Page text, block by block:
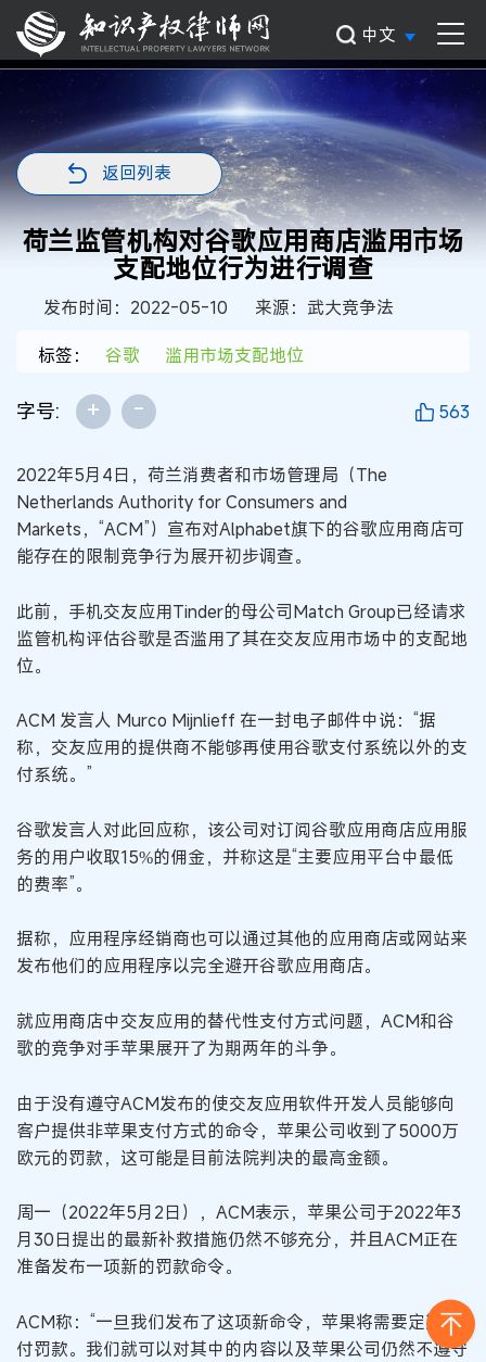
中文
返回列表
荷兰监管机构对谷歌应用商店滥用市场
支配地位行为进行调查
发布时间：2022-05-10
来源：武大竞争法
标签：
谷歌 滥用市场支配地位
字号: + - 563
2022年5月4日，荷兰消费者和市场管理局（The
Netherlands Authority for Consumers and
Markets，“ACM”）宣布对Alphabet旗下的谷歌应用商店可
能存在的限制竞争行为展开初步调查。
此前，手机交友应用Tinder的母公司Match Group已经请求
监管机构评估谷歌是否滥用了其在交友应用市场中的支配地
位。
ACM 发言人 Murco Mijnlieff 在一封电子邮件中说：“据
称，交友应用的提供商不能够再使用谷歌支付系统以外的支
付系统。”
谷歌发言人对此回应称，该公司对订阅谷歌应用商店应用服
务的用户收取15%的佣金，并称这是“主要应用平台中最低
的费率”。
据称，应用程序经销商也可以通过其他的应用商店或网站来
发布他们的应用程序以完全避开谷歌应用商店。
就应用商店中交友应用的替代性支付方式问题，ACM和谷
歌的竞争对手苹果展开了为期两年的斗争。
由于没有遵守ACM发布的使交友应用软件开发人员能够向
客户提供非苹果支付方式的命令，苹果公司收到了5000万
欧元的罚款，这可能是目前法院判决的最高金额。
周一（2022年5月2日），ACM表示，苹果公司于2022年3
月30日提出的最新补救措施仍然不够充分，并且ACM正在
准备发布一项新的罚款命令。
ACM称：“一旦我们发布了这项新命令，苹果将需要定期支
付罚款。我们就可以对其中的内容以及苹果公司仍然不遵守